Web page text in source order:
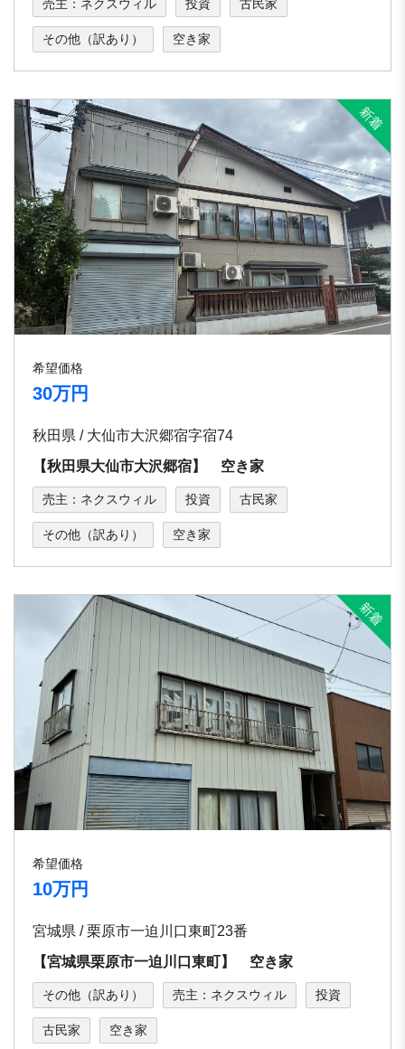
売主：ネクスウィル 投資 古民家
その他（訳あり） 空き家
希望価格
30万円
秋田県 / 大仙市大沢郷宿字宿74
【秋田県大仙市大沢郷宿】 空き家
売主：ネクスウィル 投資 古民家
その他（訳あり） 空き家
希望価格
10万円
宮城県 / 栗原市一迫川口東町23番
【宮城県栗原市一迫川口東町】 空き家
その他（訳あり） 売主：ネクスウィル 投資
古民家 空き家